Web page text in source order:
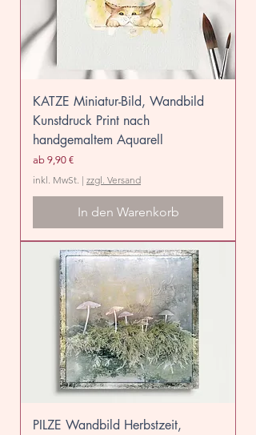
KATZE Miniatur-Bild, Wandbild
Kunstdruck Print nach
handgemaltem Aquarell
ab 9,90 €
Sale-Preis
inkl. MwSt. | zzgl. Versand
In den Warenkorb
PILZE Wandbild Herbstzeit,